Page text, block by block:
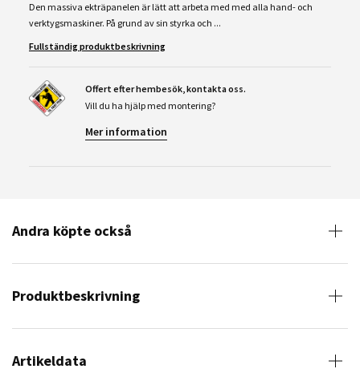
Den massiva ekträpanelen är lätt att arbeta med med alla hand- och
verktygsmaskiner. På grund av sin styrka och ...
Fullständig produktbeskrivning
Offert efter hembesök, kontakta oss.
Vill du ha hjälp med montering?
Mer information
Andra köpte också
Produktbeskrivning
Artikeldata